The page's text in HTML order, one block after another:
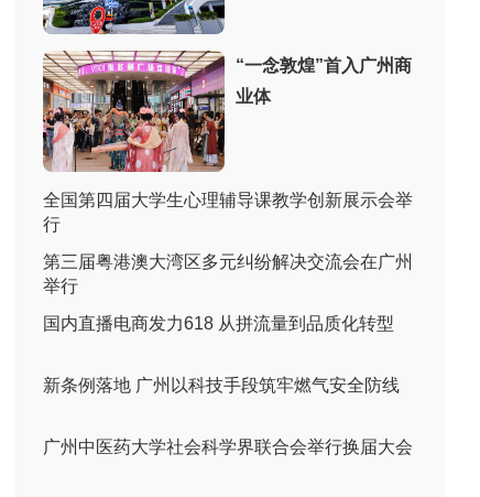
“一念敦煌”首入广州商
业体
全国第四届大学生心理辅导课教学创新展示会举
行
第三届粤港澳大湾区多元纠纷解决交流会在广州
举行
国内直播电商发力618 从拼流量到品质化转型
新条例落地 广州以科技手段筑牢燃气安全防线
广州中医药大学社会科学界联合会举行换届大会